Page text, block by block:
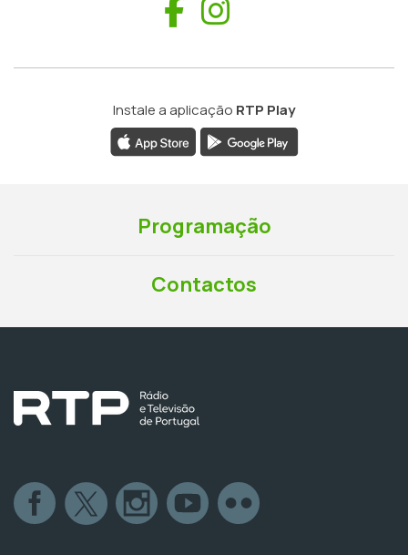
Facebook
Instale a aplicação RTP Play
Programação
Contactos